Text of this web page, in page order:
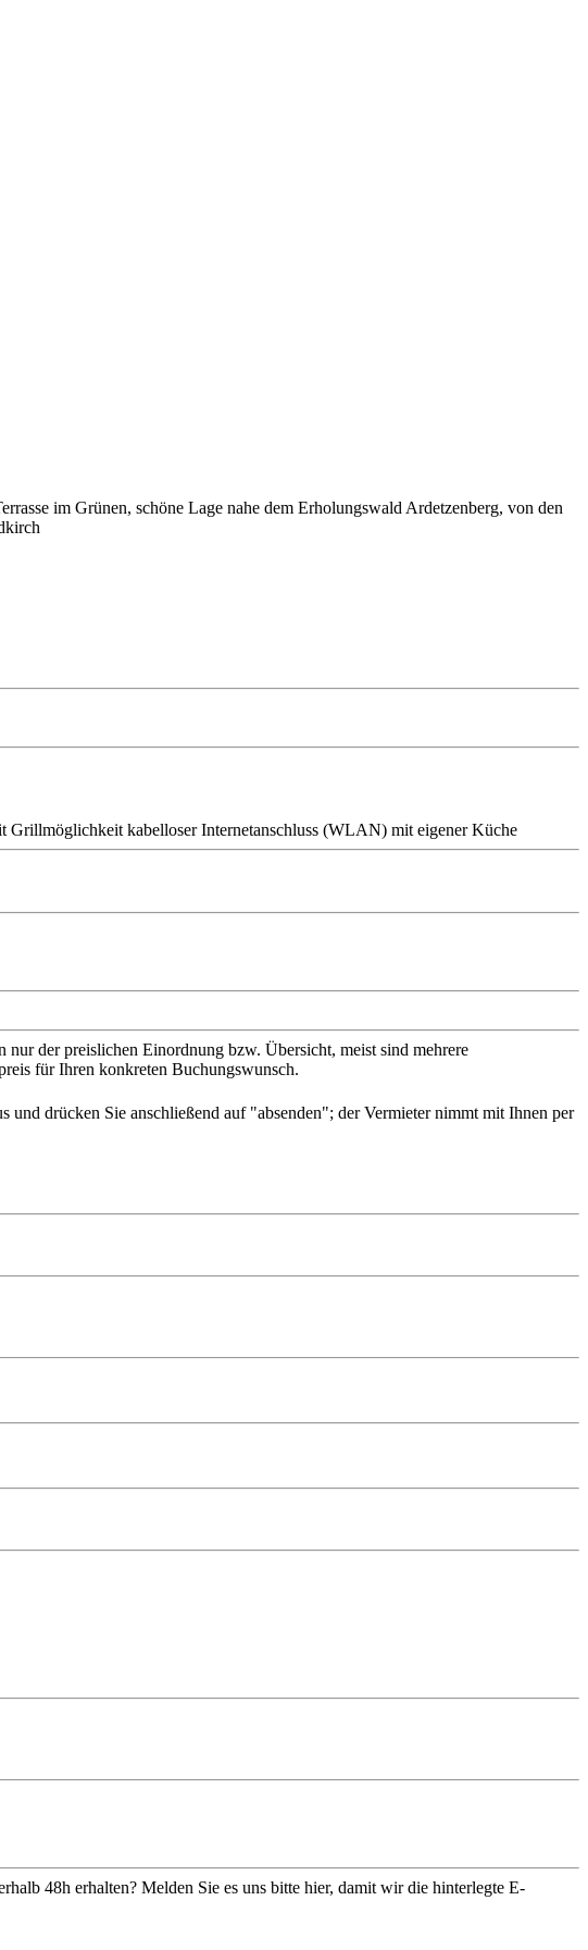
im Grünen, schöne Lage nahe dem Erholungswald Ardetzenberg, von den
Grillmöglichkeit kabelloser Internetanschluss (WLAN) mit eigener Küche
der preislichen Einordnung bzw. Übersicht, meist sind mehrere
für Ihren konkreten Buchungswunsch.
drücken Sie anschließend auf "absenden"; der Vermieter nimmt mit Ihnen per
48h erhalten? Melden Sie es uns bitte hier, damit wir die hinterlegte E-